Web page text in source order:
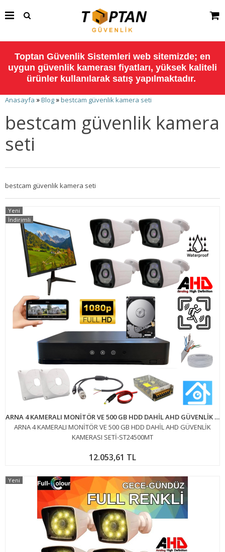
Toptan Güvenlik Sistemleri web sitemizde; en
uygun güvenlik kamerası fiyatları, yüksek kaliteli
ürünler kullanılarak satış yapılmaktadır.
Anasayfa »Blog »bestcam güvenlik kamera seti
bestcam güvenlik kamera
seti
bestcam güvenlik kamera seti
ARNA 4 KAMERALI MONİTÖR VE 500 GB HDD DAHİL AHD GÜVENLİK KAMERASI SETİ-ST24500MT
ARNA 4 KAMERALI MONİTÖR VE 500 GB HDD DAHİL AHD GÜVENLİK
KAMERASI SETİ-ST24500MT
12.053,61 TL
Yeni
İndirimli
Yeni